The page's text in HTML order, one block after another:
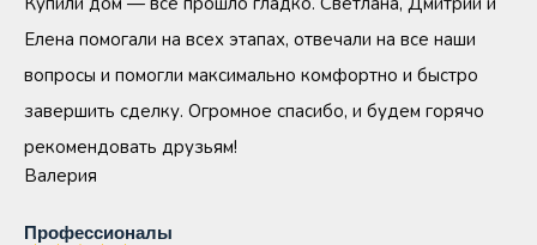
Елена помогали на всех этапах, отвечали на все наши
вопросы и помогли максимально комфортно и быстро
завершить сделку. Огромное спасибо, и будем горячо
рекомендовать друзьям!
Валерия
Профессионалы